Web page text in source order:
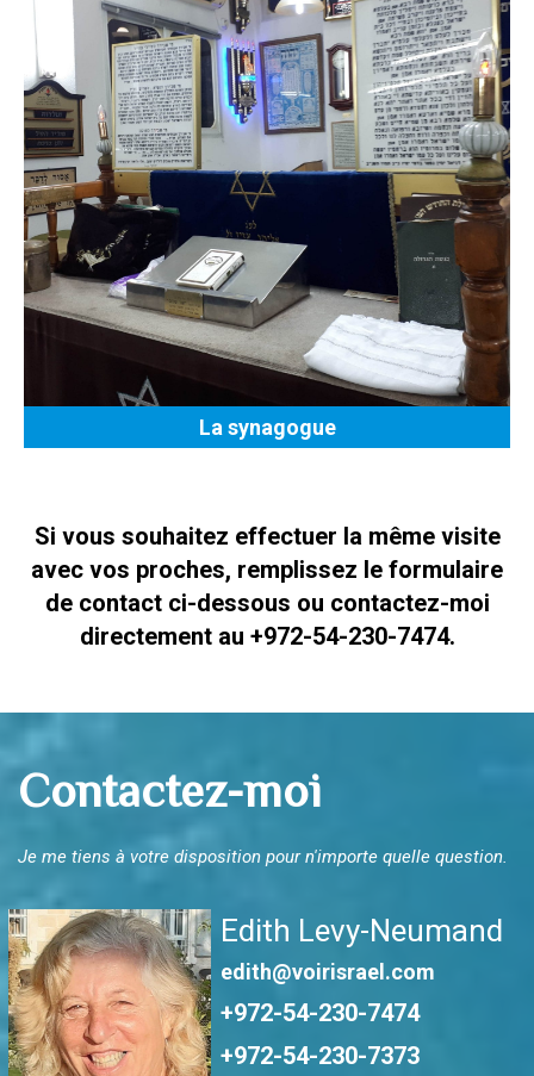
La synagogue
Si vous souhaitez effectuer la même visite
avec vos proches, remplissez le formulaire
de contact ci-dessous ou contactez-moi
directement au +972-54-230-7474.
Contactez-moi
Je me tiens à votre disposition pour n'importe quelle question.
Edith Levy-Neumand
edith@voirisrael.com
+972-54-230-7474
+972-54-230-7373